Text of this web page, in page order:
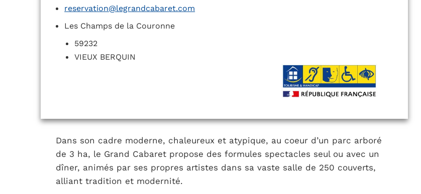
reservation@legrandcabaret.com
Les Champs de la Couronne
59232
VIEUX BERQUIN
Dans son cadre moderne, chaleureux et atypique, au coeur d’un parc arboré
de 3 ha, le Grand Cabaret propose des formules spectacles seul ou avec un
dîner, animés par ses propres artistes dans sa vaste salle de 250 couverts,
alliant tradition et modernité.